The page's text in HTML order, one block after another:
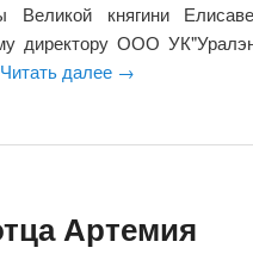
Великой княгини
директору ООО
Читать далее →
Артемия